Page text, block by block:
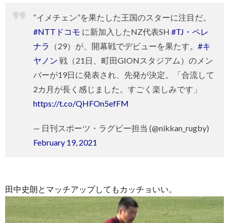
“イメチェン”を果たした王国のスターに注目だ。
#NTTドコモ に新加入したNZ代表SH #TJ・ペレ
ナラ
（29）が、開幕戦でデビューを果たす。 #キ
ヤノン 戦（21日、町田GIONスタジアム）のメン
バーが19日に発表され、先発が決定。「合流して
2カ月が長く感じました。すごく楽しみです」
https://t.co/QHFOn5efFM
— 日刊スポーツ・ラグビー担当 (@nikkan_rugby)
February 19, 2021
田中史朗とマッチアップしてもカッチョいい。